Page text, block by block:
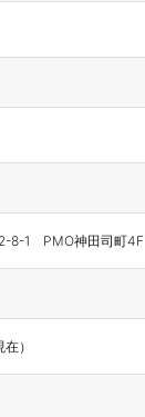
8-1　PMO神田司町4F
）